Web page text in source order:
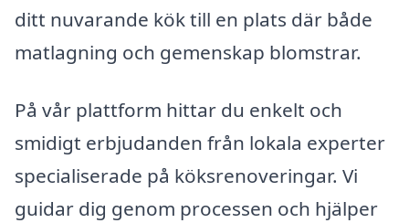
ditt nuvarande kök till en plats där både
matlagning och gemenskap blomstrar.
På vår plattform hittar du enkelt och
smidigt erbjudanden från lokala experter
specialiserade på köksrenoveringar. Vi
guidar dig genom processen och hjälper